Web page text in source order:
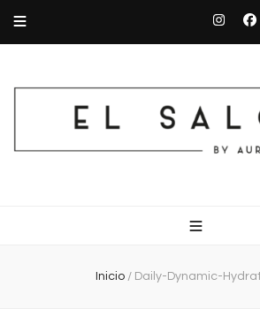
Inicio / Daily-Dynamic-